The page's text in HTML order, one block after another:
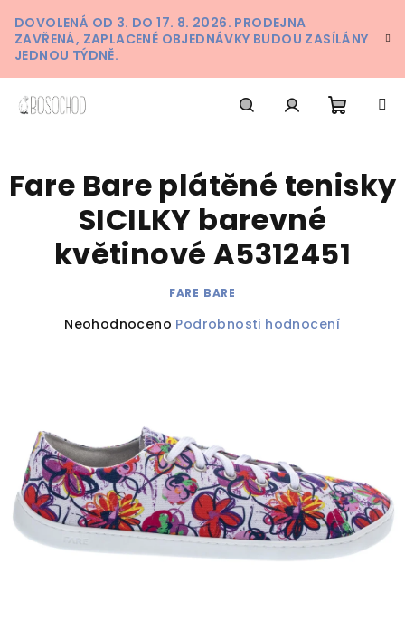
na
obsah
DOVOLENÁ OD 3. DO 17. 8. 2026. PRODEJNA
ZAVŘENÁ, ZAPLACENÉ OBJEDNÁVKY BUDOU ZASÍLÁNY
JEDNOU TÝDNĚ.
košík
Fare Bare plátěné tenisky
SICILKY barevné
květinové A5312451
FARE BARE
Průměrné
hvězdiček.
Neohodnoceno Podrobnosti hodnocení